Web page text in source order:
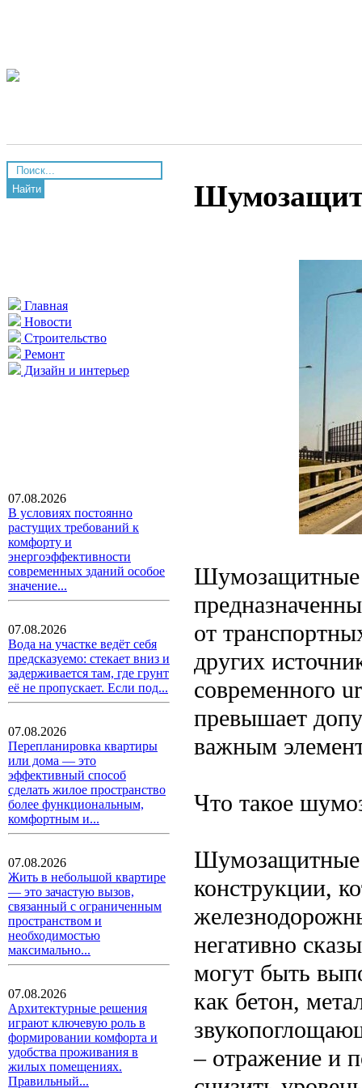
Найти
Главная
Новости
Строительство
Ремонт
Дизайн и интерьер
07.08.2026
В условиях постоянно
растущих требований к
комфорту и
энергоэффективности
современных зданий особое
значение...
07.08.2026
Вода на участке ведёт себя
предсказуемо: стекает вниз и
задерживается там, где грунт
её не пропускает. Если под...
07.08.2026
Перепланировка квартиры
или дома — это
эффективный способ
сделать жилое пространство
более функциональным,
комфортным и...
07.08.2026
Жить в небольшой квартире
— это зачастую вызов,
связанный с ограниченным
пространством и
необходимостью
максимально...
07.08.2026
Архитектурные решения
играют ключевую роль в
формировании комфорта и
удобства проживания в
жилых помещениях.
Правильный...
Шумозащитные
от
других
современного
превышает
важным
Что такое
Шумозащитные
конструкции,
негативно
могут быть
как бетон,
– отражение и